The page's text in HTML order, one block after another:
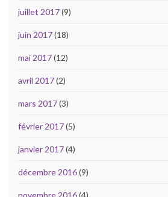
juillet 2017(9)
juin 2017(18)
mai 2017(12)
avril 2017(2)
mars 2017(3)
février 2017(5)
janvier 2017(4)
décembre 2016(9)
novembre 2016(4)